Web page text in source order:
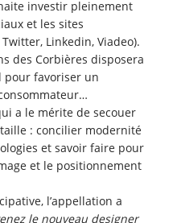
investir pleinement
et les sites
Linkedin, Viadeo).
des Corbières disposera
pour favoriser un
a le mérite de secouer
: concilier modernité
et savoir faire pour
et le positionnement
l’appellation a
le nouveau designer